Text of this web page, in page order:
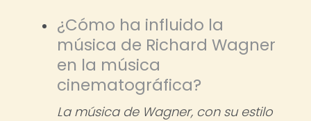
¿Cómo ha influido la
música de Richard Wagner
en la música
cinematográfica?
La música de Wagner, con su estilo